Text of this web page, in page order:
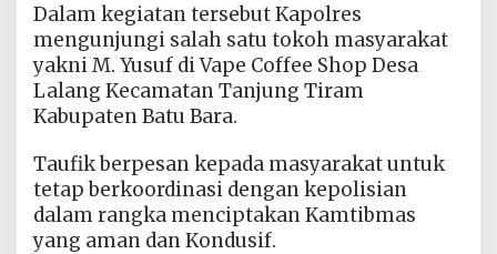
Dalam kegiatan tersebut Kapolres
mengunjungi salah satu tokoh masyarakat
yakni M. Yusuf di Vape Coffee Shop Desa
Lalang Kecamatan Tanjung Tiram
Kabupaten Batu Bara.
Taufik berpesan kepada masyarakat untuk
tetap berkoordinasi dengan kepolisian
dalam rangka menciptakan Kamtibmas
yang aman dan Kondusif.